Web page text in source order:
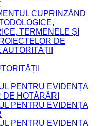
CUPRINZÂND
TERMENELE ȘI
DE
PENTRU EVIDENȚA
HOTĂRÂRI
PENTRU EVIDENȚA
PENTRU EVIDENȚA